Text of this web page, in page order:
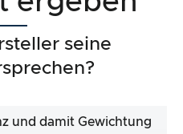
seine
und damit Gewichtung